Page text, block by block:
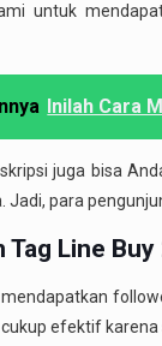
untuk
Inilah Cara
juga bisa
Jadi, para
Tag Line Buy
efektif